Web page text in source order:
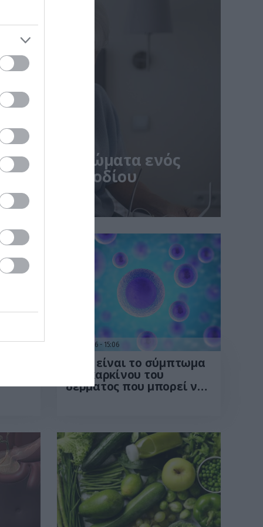
τα συμπτώματα ενός
επεισοδίου
01.08.2026 15:06
Αυτό είναι το σύμπτωμα
του καρκίνου του
δέρματος που μπορεί να